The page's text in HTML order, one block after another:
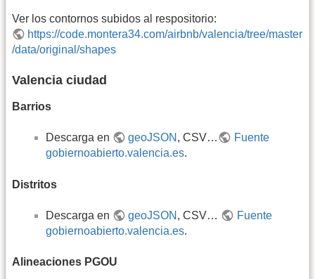
Ver los contornos subidos al respositorio:
https://code.montera34.com/airbnb/valencia/tree/master
/data/original/shapes
Valencia ciudad
Barrios
Descarga en geoJSON , CSV…
Fuente
gobiernoabierto.valencia.es.
Distritos
Descarga en geoJSON , CSV…
Fuente
gobiernoabierto.valencia.es.
Alineaciones PGOU